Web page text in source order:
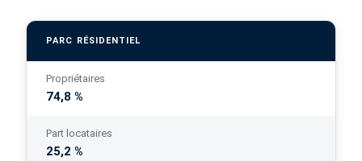
PARC RÉSIDENTIEL
Propriétaires
74,8 %
Part locataires
25,2 %